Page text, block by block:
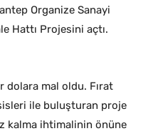
Organize Sanayi
Hattı Projesini açtı.
dolara mal oldu. Fırat
ile buluşturan proje
kalma ihtimalinin önüne